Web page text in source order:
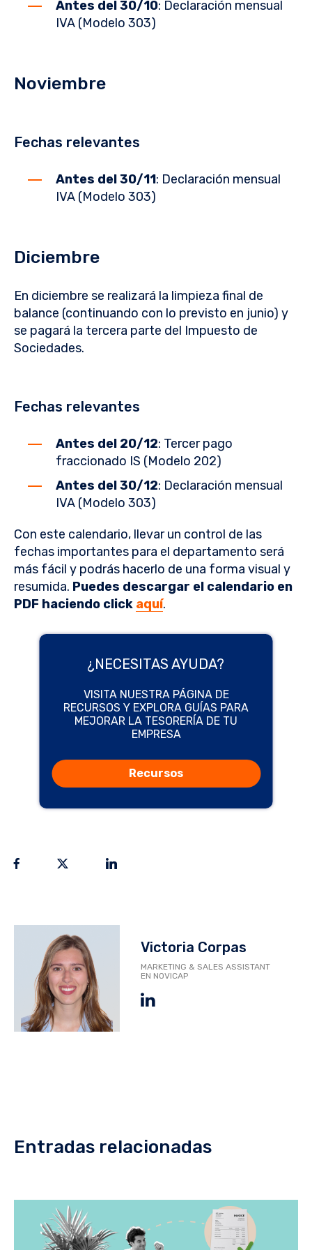
Antes del 30/10: Declaración mensual
IVA (Modelo 303)
Noviembre
Fechas relevantes
Antes del 30/11: Declaración mensual
IVA (Modelo 303)
Diciembre
En diciembre se realizará la limpieza final de
balance (continuando con lo previsto en junio) y
se pagará la tercera parte del Impuesto de
Sociedades.
Fechas relevantes
Antes del 20/12: Tercer pago
fraccionado IS (Modelo 202)
Antes del 30/12: Declaración mensual
IVA (Modelo 303)
Con este calendario, llevar un control de las
fechas importantes para el departamento será
más fácil y podrás hacerlo de una forma visual y
resumida. Puedes descargar el calendario en
PDF haciendo click aquí.
¿NECESITAS AYUDA?
VISITA NUESTRA PÁGINA DE
RECURSOS Y EXPLORA GUÍAS PARA
MEJORAR LA TESORERÍA DE TU
EMPRESA
Recursos
Victoria Corpas
MARKETING & SALES ASSISTANT
EN NOVICAP
Entradas relacionadas